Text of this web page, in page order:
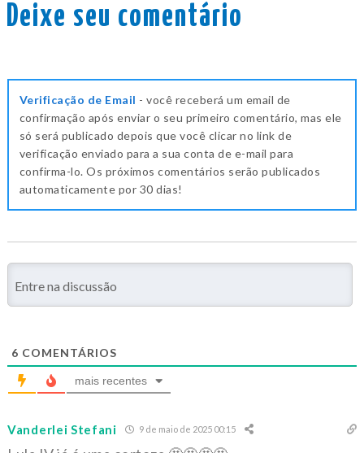
Deixe seu comentário
Verificação de Email - você receberá um email de
confirmação após enviar o seu primeiro comentário, mas ele
só será publicado depois que você clicar no link de
verificação enviado para a sua conta de e-mail para
confirma-lo. Os próximos comentários serão publicados
automaticamente por 30 dias!
6 COMENTÁRIOS
mais recentes
Vanderlei Stefani 9 de maio de 2025 00:15